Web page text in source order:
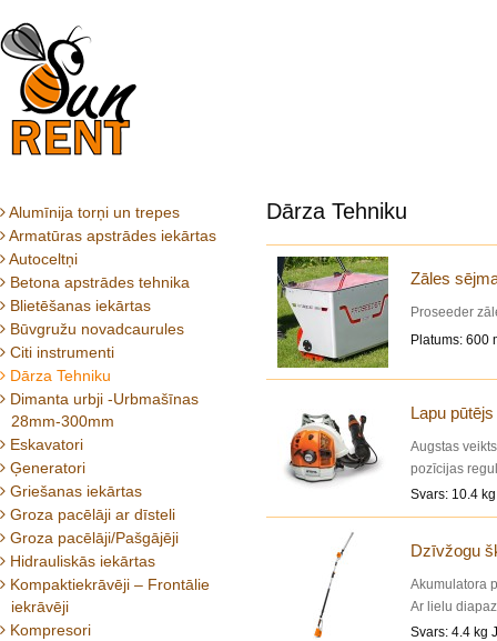
Alumīnija torņi un trepes
Armatūras apstrādes iekārtas
Autoceltņi
Betona apstrādes tehnika
Blietēšanas iekārtas
Būvgružu novadcaurules
Citi instrumenti
Dārza Tehniku
Dimanta urbji -Urbmašīnas
28mm-300mm
Eskavatori
Ģeneratori
Griešanas iekārtas
Groza pacēlāji ar dīsteli
Groza pacēlāji/Pašgājēji
Hidrauliskās iekārtas
Kompaktiekrāvēji – Frontālie
iekrāvēji
Kompresori
Dārza Tehniku
Zāles
Proseeder
Platums: 600
Lapu
Augstas
pozīcijas
piemērots, lai
pretvibrācijas
Svars: 10.4
Dzīvžogu
Akumulatora
Ar lielu
regulējams
Svars: 4.4 kg